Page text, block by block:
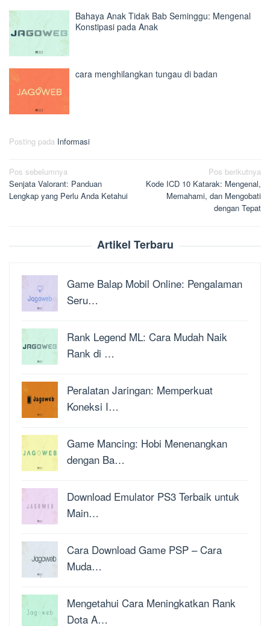
Bahaya Anak Tidak Bab Seminggu: Mengenal
Konstipasi pada Anak
cara menghilangkan tungau di badan
Posting pada Informasi
Navigasi
pos
Pos sebelumnya
Senjata Valorant: Panduan
Lengkap yang Perlu Anda Ketahui
Pos berikutnya
Kode ICD 10 Katarak: Mengenal,
Memahami, dan Mengobati
dengan Tepat
Artikel Terbaru
Game Balap Mobil Online: Pengalaman
Seru…
Rank Legend ML: Cara Mudah Naik
Rank di …
Peralatan Jaringan: Memperkuat
Koneksi I…
Game Mancing: Hobi Menenangkan
dengan Ba…
Download Emulator PS3 Terbaik untuk
Main…
Cara Download Game PSP – Cara
Muda…
Mengetahui Cara Meningkatkan Rank
Dota A…